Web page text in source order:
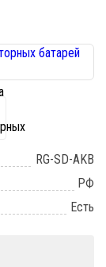
RG-SD-AKB
РФ
Есть